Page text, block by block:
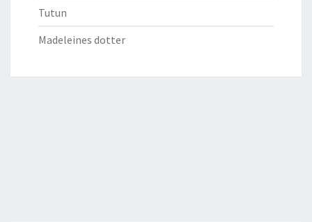
Tutun
Madeleines dotter